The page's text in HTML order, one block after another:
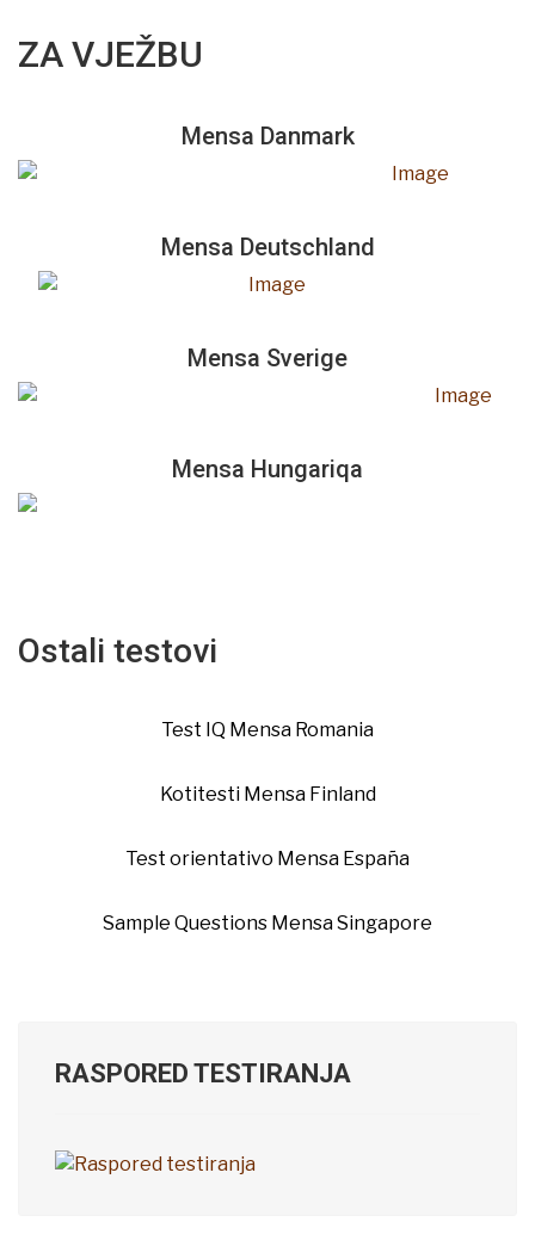
ZA VJEŽBU
Mensa Danmark
Mensa Deutschland
Mensa Sverige
Mensa Hungariqa
Ostali testovi
Test IQ Mensa Romania
Kotitesti Mensa Finland
Test orientativo Mensa España
Sample Questions Mensa Singapore
RASPORED TESTIRANJA